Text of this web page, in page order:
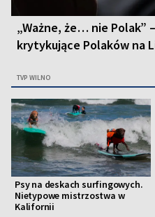
„Ważne, że… nie Polak”
krytykujące Polaków na
TVP WILNO
Psy na deskach surfingowych.
Nietypowe mistrzostwa w
Kalifornii